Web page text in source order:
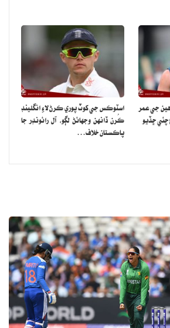
آمريڪي ماڊل کي نه ڇڏيندو.
جي جان ٽرنر 25 ورهين جي عمر
چئي ڇڏيو
اسٽوڪس جي کوٽ پوري ڪرڻ لاءِ انگلينڊ
ڪُرن ڏانهن وجهائڻ لڳو، آل رائونڊر جا
پاڪستان خلاف…